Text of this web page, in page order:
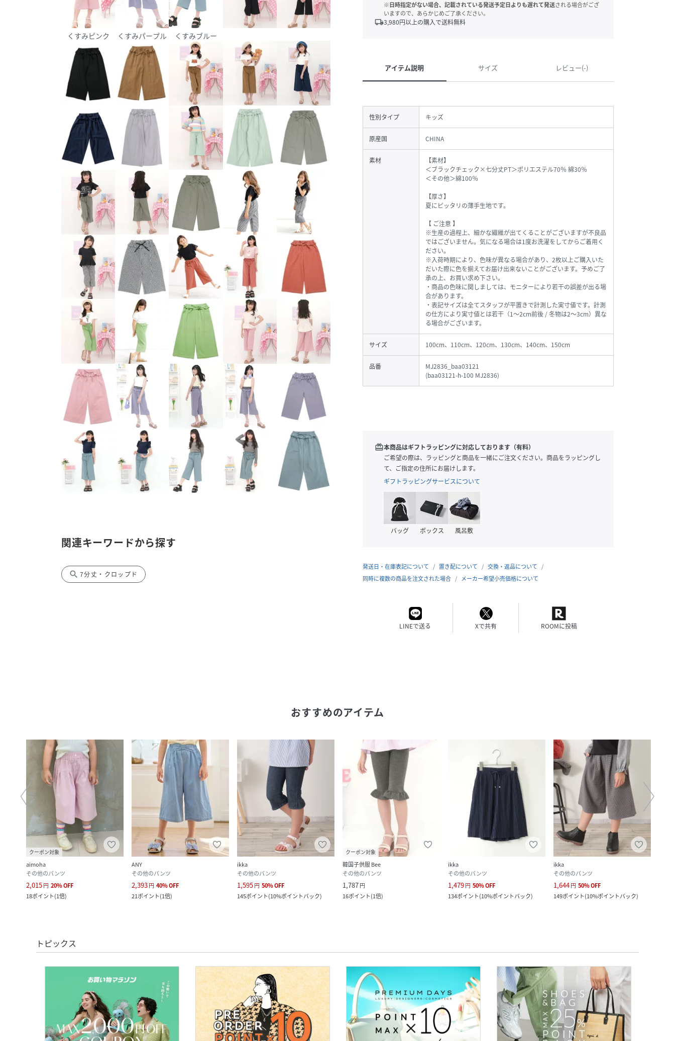
くすみピンク くすみパープル くすみブルー
関連キーワードから探す
search 7分丈・クロップド
※日時指定がない場合、記載されている発送予定日よりも遅れて発送される場合がござ
いますので、あらかじめご了承ください。
local_shipping3,980円以上の購入で送料無料
アイテム説明 サイズ レビュー(-)
性別タイプ キッズ
原産国 CHINA
素材
【素材】
＜ブラックチェック×七分丈PT＞ポリエステル70％ 綿30％
＜その他＞綿100％
【厚さ】
夏にピッタリの薄手生地です。
【 ご注意 】
※生産の過程上、細かな繊維が出てくることがございますが不良品
ではございません。気になる場合は1度お洗濯をしてからご着用く
ださい。
※入荷時期により、色味が異なる場合があり、2枚以上ご購入いた
だいた際に色を揃えてお届け出来ないことがございます。予めご了
承の上、お買い求め下さい。
・商品の色味に関しましては、モニターにより若干の誤差が出る場
合があります。
・表記サイズは全てスタッフが平置きで計測した実寸値です。計測
の仕方により実寸値とは若干（1～2cm前後 / 冬物は2～3cm）異な
る場合がございます。
サイズ 100cm、110cm、120cm、130cm、140cm、150cm
品番
MJ2836_baa03121
(baa03121-h-100 MJ2836)
redeem本商品はギフトラッピングに対応しております（有料）
ご希望の際は、ラッピングと商品を一緒にご注文ください。商品をラッピングし
て、ご指定の住所にお届けします。
ギフトラッピングサービスについて
バッグ ボックス 風呂敷
発送日・在庫表記について 置き配について
交換・返品について
同時に複数の商品を注文された場合
メーカー希望小売価格について
LINEで送る Xで共有 ROOMに投稿
おすすめのアイテム
クーポン対象
aimoha
その他のパンツ
2,015円 20%OFF
18ポイント(1倍)
ANY
その他のパンツ
2,393円 40%OFF
21ポイント(1倍)
ikka
その他のパンツ
1,595円 50%OFF
145ポイント(10%ポイントバック)
クーポン対象
韓国子供服 Bee
その他のパンツ
1,787円
16ポイント(1倍)
ikka
その他のパンツ
1,479円 50%OFF
134ポイント(10%ポイントバック)
ikka
その他のパンツ
1,644円 50%OFF
149ポイント(10%ポイントバック)
トピックス